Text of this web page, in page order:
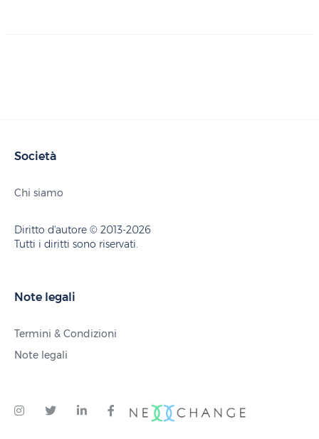
Società
Chi siamo
Diritto d'autore © 2013-2026
Tutti i diritti sono riservati.
Note legali
Termini & Condizioni
Note legali